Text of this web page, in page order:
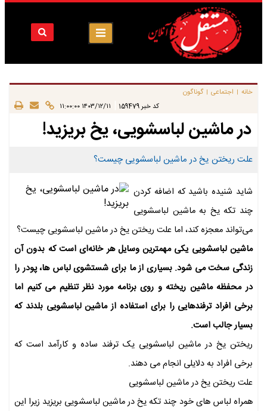
خانه | اجتماعی | گوناگون
کد خبر 159479 ۱۴۰۳/۱۲/۱۱ ۱۱:۰۰:۰۰
در ماشین لباسشویی، یخ بریزید!
علت ریختن یخ در ماشین لباسشویی چیست؟
شاید شنیده باشید که اضافه کردن
چند تکه یخ به ماشین لباسشویی
می‌تواند معجزه کند، اما علت ریختن یخ در ماشین لباسشویی چیست؟
ماشین لباسشویی یکی مهمترین وسایل هر خانه‌ای است که بدون آن
زندگی سخت می شود. بسیاری از ما برای شستشوی لباس ها، پودر را
در محفظه ماشین ریخته و روی برنامه مورد نظر تنظیم می کنیم اما
برخی افراد ترفندهایی را برای استفاده از ماشین لباسشویی بلدند که
بسیار جالب است.
ریختن یخ در ماشین لباسشویی یک ترفند ساده و کارآمد است که
برخی افراد به دلایلی انجام می دهند.
علت ریختن یخ در ماشین لباسشویی
همراه لباس های خود چند تکه یخ در ماشین لباسشویی بریزید زیرا این